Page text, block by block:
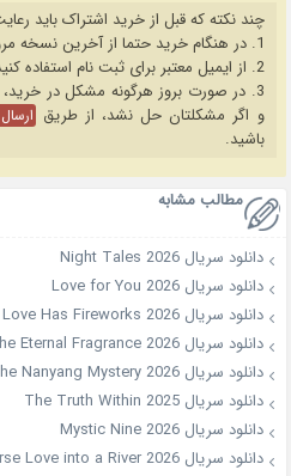
چند نکته که قبل از خرید اشتراک باید
1. در هنگام خرید حتما از آخرین نسخه مروگر فایرفاکس یا کروم استفاده کنید.
2. از ایمیل معتبر برای ثبت نام استفاده کنید.
3. در صورت بروز هرگونه مشکل در خرید، ابتدا
و اگر مشکلتان حل نشد، از طریق
باشید.
مطالب مشابه
دانلود سریال Night Tales 2026
دانلود سریال Love for You 2026
دانلود سریال Love Has Fireworks 2026
دانلود سریال The Eternal Fragrance 2026
دانلود سریال Archives: The Nanyang Mystery 2026
دانلود سریال The Truth Within 2025
دانلود سریال Mystic Nine 2026
دانلود سریال Reverse Love into a River 2026